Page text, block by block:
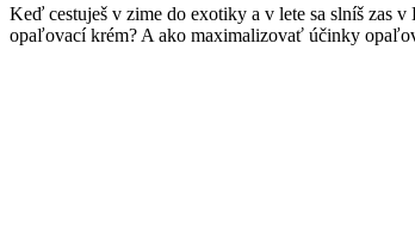
Keď cestuješ v zime do exotiky a v lete sa slníš zas
opaľovací krém? A ako maximalizovať účinky